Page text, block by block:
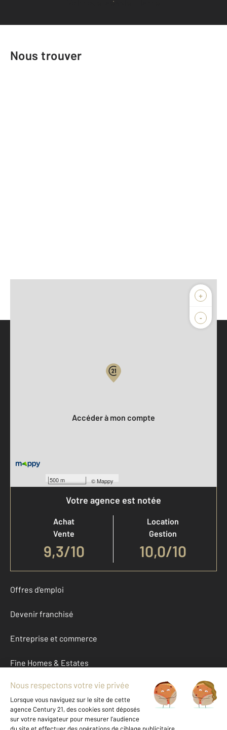
Voir tous les avis clients
Nous trouver
+
-
500 m ©Mappy
Accéder à mon compte
Votre agence est notée
Achat
Vente
9,3/10
Location
Gestion
10,0/10
Offres d'emploi
Devenir franchisé
Entreprise et commerce
Fine Homes & Estates
À propos
International